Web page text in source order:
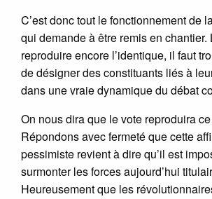
C’est donc tout le fonctionnement de
qui demande à être remis en chantier.
reproduire encore l’identique, il faut
de désigner des constituants liés à
dans une vraie dynamique du débat
On nous dira que le vote reproduira
Répondons avec fermeté que cette
pessimiste revient à dire qu’il est
surmonter les forces aujourd’hui
Heureusement que les